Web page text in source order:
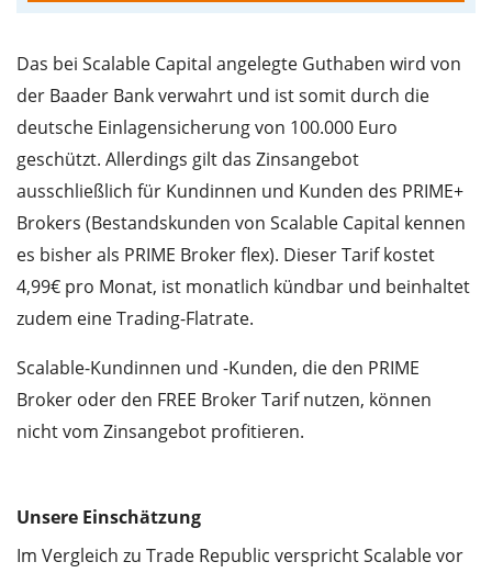
Das bei Scalable Capital angelegte Guthaben wird von
der Baader Bank verwahrt und ist somit durch die
deutsche Einlagensicherung von 100.000 Euro
geschützt. Allerdings gilt das Zinsangebot
ausschließlich für Kundinnen und Kunden des PRIME+
Brokers (Bestandskunden von Scalable Capital kennen
es bisher als PRIME Broker flex). Dieser Tarif kostet
4,99€ pro Monat, ist monatlich kündbar und beinhaltet
zudem eine Trading-Flatrate.
Scalable-Kundinnen und -Kunden, die den PRIME
Broker oder den FREE Broker Tarif nutzen, können
nicht vom Zinsangebot profitieren.
Unsere Einschätzung
Im Vergleich zu Trade Republic verspricht Scalable vor